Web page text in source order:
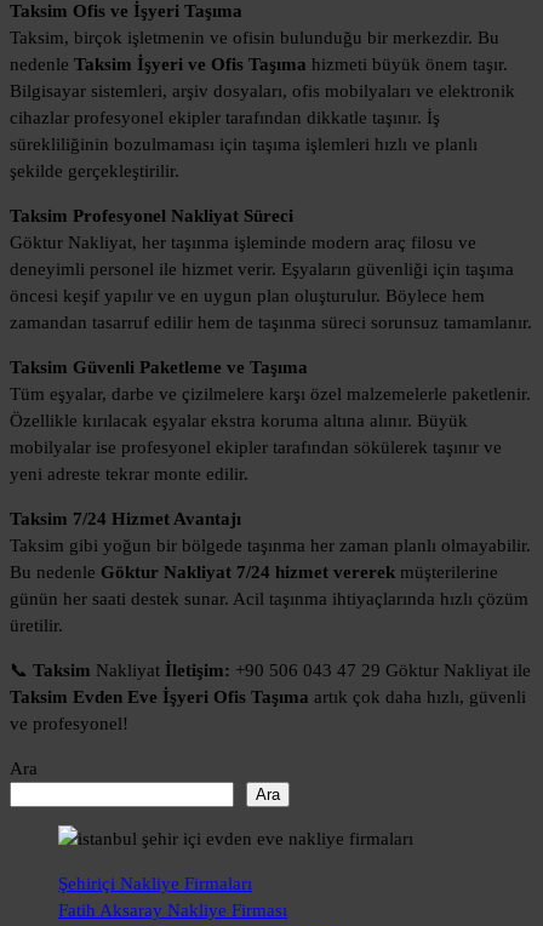
Taksim Ofis ve İşyeri Taşıma
Taksim, birçok işletmenin ve ofisin bulunduğu bir merkezdir. Bu
nedenle Taksim İşyeri ve Ofis Taşıma hizmeti büyük önem taşır.
Bilgisayar sistemleri, arşiv dosyaları, ofis mobilyaları ve elektronik
cihazlar profesyonel ekipler tarafından dikkatle taşınır. İş
sürekliliğinin bozulmaması için taşıma işlemleri hızlı ve planlı
şekilde gerçekleştirilir.
Taksim Profesyonel Nakliyat Süreci
Göktur Nakliyat, her taşınma işleminde modern araç filosu ve
deneyimli personel ile hizmet verir. Eşyaların güvenliği için taşıma
öncesi keşif yapılır ve en uygun plan oluşturulur. Böylece hem
zamandan tasarruf edilir hem de taşınma süreci sorunsuz tamamlanır.
Taksim Güvenli Paketleme ve Taşıma
Tüm eşyalar, darbe ve çizilmelere karşı özel malzemelerle paketlenir.
Özellikle kırılacak eşyalar ekstra koruma altına alınır. Büyük
mobilyalar ise profesyonel ekipler tarafından sökülerek taşınır ve
yeni adreste tekrar monte edilir.
Taksim 7/24 Hizmet Avantajı
Taksim gibi yoğun bir bölgede taşınma her zaman planlı olmayabilir.
Bu nedenle Göktur Nakliyat 7/24 hizmet vererek müşterilerine
günün her saati destek sunar. Acil taşınma ihtiyaçlarında hızlı çözüm
üretilir.
📞 Taksim Nakliyat İletişim: +90 506 043 47 29 Göktur Nakliyat ile
Taksim Evden Eve İşyeri Ofis Taşıma artık çok daha hızlı, güvenli
ve profesyonel!
Ara
Ara
Şehiriçi Nakliye Firmaları
Fatih Aksaray Nakliye Firması